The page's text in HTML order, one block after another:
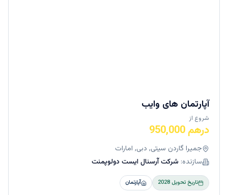
آپارتمان‌ های وایب
شروع از
درهم 950,000
جمیرا گاردن سیتی, دبی, امارات
سازنده: شرکت آرسنال ایست دولوپمنت
تاریخ تحویل2028 آپارتمان